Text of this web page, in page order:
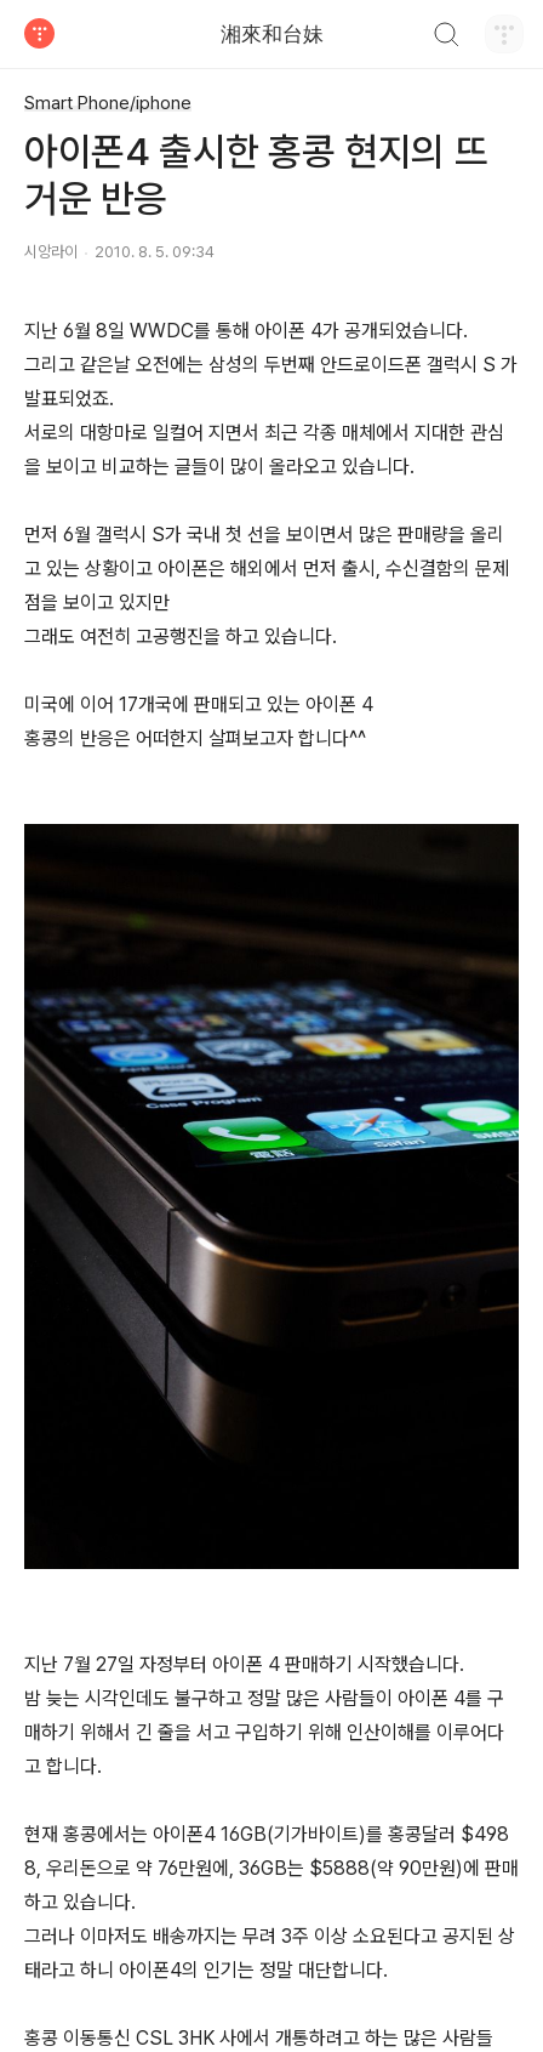
湘來和台妹
Smart Phone/iphone
아이폰4 출시한 홍콩 현지의 뜨
거운 반응
시앙라이 2010. 8. 5. 09:34
지난 6월 8일 WWDC를 통해 아이폰 4가 공개되었습니다.
그리고 같은날 오전에는 삼성의 두번째 안드로이드폰 갤럭시 S 가
발표되었죠.
서로의 대항마로 일컬어 지면서 최근 각종 매체에서 지대한 관심
을 보이고 비교하는 글들이 많이 올라오고 있습니다.
먼저 6월 갤럭시 S가 국내 첫 선을 보이면서 많은 판매량을 올리
고 있는 상황이고 아이폰은 해외에서 먼저 출시, 수신결함의 문제
점을 보이고 있지만
그래도 여전히 고공행진을 하고 있습니다.
미국에 이어 17개국에 판매되고 있는 아이폰 4
홍콩의 반응은 어떠한지 살펴보고자 합니다^^
지난 7월 27일 자정부터 아이폰 4 판매하기 시작했습니다.
밤 늦는 시각인데도 불구하고 정말 많은 사람들이 아이폰 4를 구
매하기 위해서 긴 줄을 서고 구입하기 위해 인산이해를 이루어다
고 합니다.
현재 홍콩에서는 아이폰4 16GB(기가바이트)를 홍콩달러 $498
8, 우리돈으로 약 76만원에, 36GB는 $5888(약 90만원)에 판매
하고 있습니다.
그러나 이마저도 배송까지는 무려 3주 이상 소요된다고 공지된 상
태라고 하니 아이폰4의 인기는 정말 대단합니다.
홍콩 이동통신 CSL 3HK 사에서 개통하려고 하는 많은 사람들